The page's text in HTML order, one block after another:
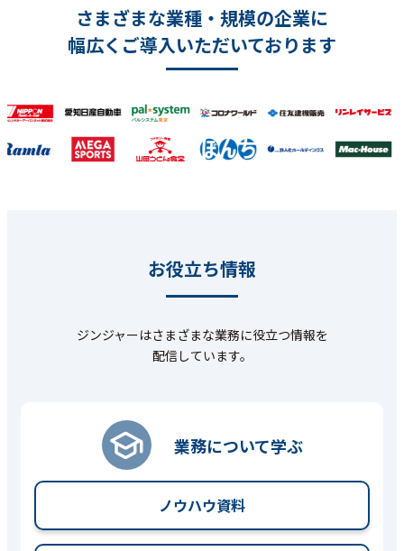
さまざまな業種・規模の企業に
幅広くご導入いただいております
お役立ち情報
ジンジャーはさまざまな業務に役立つ情報を
配信しています。
業務について学ぶ
ノウハウ資料